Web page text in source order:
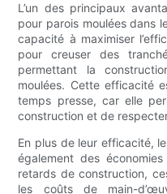
L’un des principaux
pour parois moulées dans
capacité à maximiser
pour creuser des
permettant la
moulées. Cette efficacité
temps presse, car elle
construction et de
En plus de leur efficacité,
également des
retards de construction,
les coûts de main-